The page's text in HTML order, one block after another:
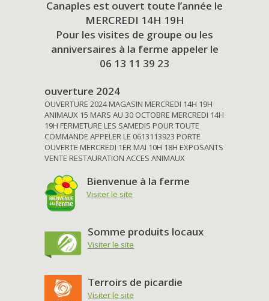
Canaples est ouvert toute l’année le
MERCREDI 14H 19H
Pour les visites de groupe ou les
anniversaires à la ferme appeler le
06 13 11 39 23
ouverture 2024
OUVERTURE 2024 MAGASIN MERCREDI 14H 19H
ANIMAUX 15 MARS AU 30 OCTOBRE MERCREDI 14H
19H FERMETURE LES SAMEDIS POUR TOUTE
COMMANDE APPELER LE 0613113923 PORTE
OUVERTE MERCREDI 1ER MAI 10H 18H EXPOSANTS
VENTE RESTAURATION ACCES ANIMAUX
Bienvenue à la ferme
Visiter le site
Somme produits locaux
Visiter le site
Terroirs de picardie
Visiter le site